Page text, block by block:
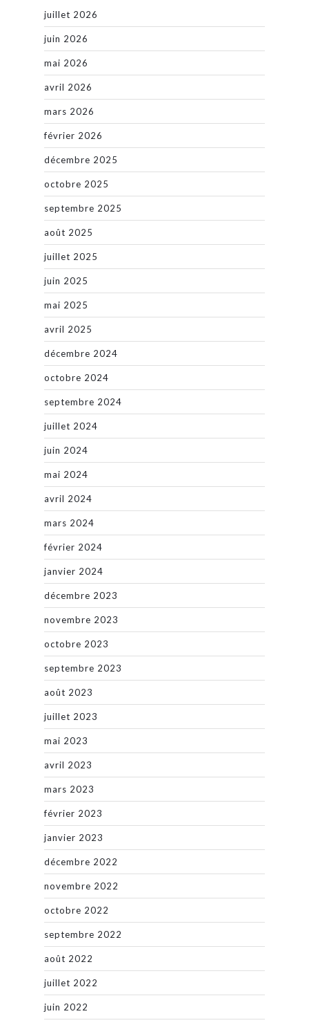
juillet 2026
juin 2026
mai 2026
avril 2026
mars 2026
février 2026
décembre 2025
octobre 2025
septembre 2025
août 2025
juillet 2025
juin 2025
mai 2025
avril 2025
décembre 2024
octobre 2024
septembre 2024
juillet 2024
juin 2024
mai 2024
avril 2024
mars 2024
février 2024
janvier 2024
décembre 2023
novembre 2023
octobre 2023
septembre 2023
août 2023
juillet 2023
mai 2023
avril 2023
mars 2023
février 2023
janvier 2023
décembre 2022
novembre 2022
octobre 2022
septembre 2022
août 2022
juillet 2022
juin 2022